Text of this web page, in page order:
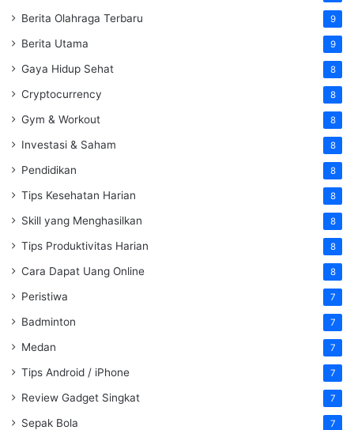
Berita Olahraga Terbaru 9
Berita Utama 9
Gaya Hidup Sehat 8
Cryptocurrency 8
Gym & Workout 8
Investasi & Saham 8
Pendidikan 8
Tips Kesehatan Harian 8
Skill yang Menghasilkan 8
Tips Produktivitas Harian 8
Cara Dapat Uang Online 8
Peristiwa 7
Badminton 7
Medan 7
Tips Android / iPhone 7
Review Gadget Singkat 7
Sepak Bola 7